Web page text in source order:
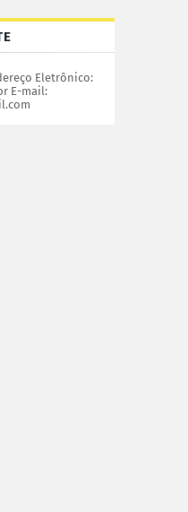
Eletrônico:
E-mail: